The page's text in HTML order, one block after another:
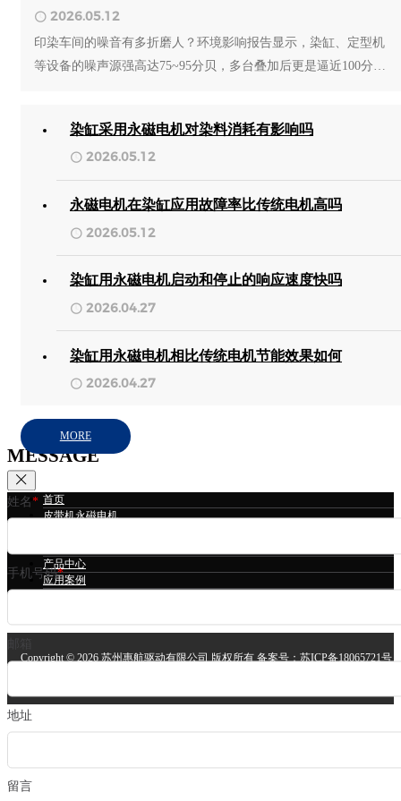
2026.05.12
印染车间的噪音有多折磨人？环境影响报告显示，染缸、定型机
等设备的噪声源强高达75~95分贝，多台叠加后更是逼近100分
染缸采用永磁电机对染料消耗有影响吗
2026.05.12
永磁电机在染缸应用故障率比传统电机高吗
2026.05.12
染缸用永磁电机启动和停止的响应速度快吗
2026.04.27
染缸用永磁电机相比传统电机节能效果如何
2026.04.27
MORE
首页
皮带机永磁电机
产品中心
应用案例
Copyright ©2026 苏州惠航驱动有限公司 版权所有 备案号：苏ICP备18065721号
MESSAGE
姓名*
手机号码*
邮箱
地址
留言